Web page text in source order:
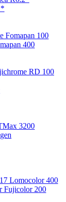
Fomapan 100
400
RD 100
3200
Lomocolor 400
Fujicolor 200